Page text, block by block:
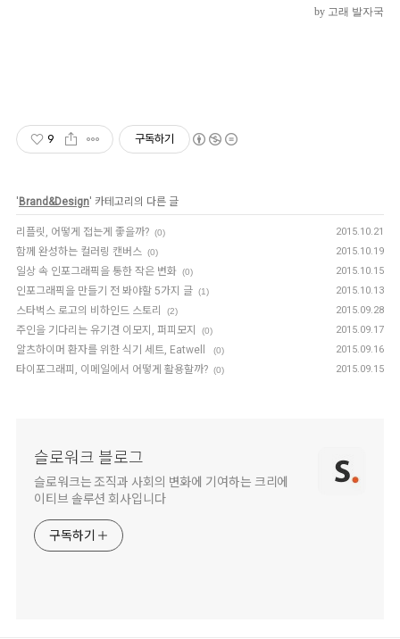
by 고래 발자국
9 구독하기
' Brand&Design' 카테고리의 다른 글
리플릿, 어떻게 접는게 좋을까? (0) 2015.10.21
함께 완성하는 컬러링 캔버스 (0) 2015.10.19
일상 속 인포그래픽을 통한 작은 변화 (0) 2015.10.15
인포그래픽을 만들기 전 봐야할 5가지 글 (1) 2015.10.13
스타벅스 로고의 비하인드 스토리 (2) 2015.09.28
주인을 기다리는 유기견 이모지, 퍼피모지 (0) 2015.09.17
알츠하이머 환자를 위한 식기 세트, Eatwell (0) 2015.09.16
타이포그래피, 이메일에서 어떻게 활용할까? (0) 2015.09.15
슬로워크 블로그
슬로워크는 조직과 사회의 변화에 기여하는 크리에
이티브 솔루션 회사입니다
구독하기